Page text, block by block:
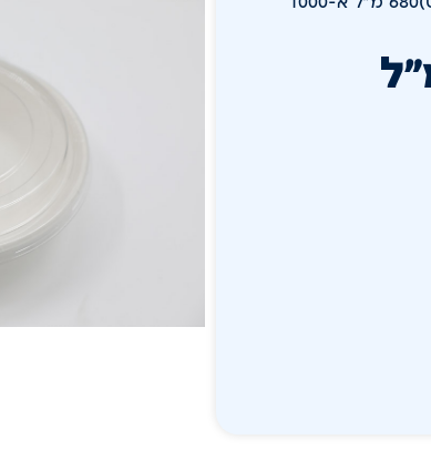
(חומוס)680 מ"ל